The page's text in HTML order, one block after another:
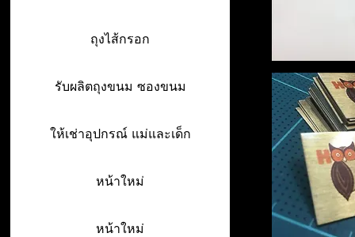
ถุงไส้กรอก
รับผลิตถุงขนม ซองขนม
ให้เช่าอุปกรณ์ แม่และเด็ก
หน้าใหม่
หน้าใหม่